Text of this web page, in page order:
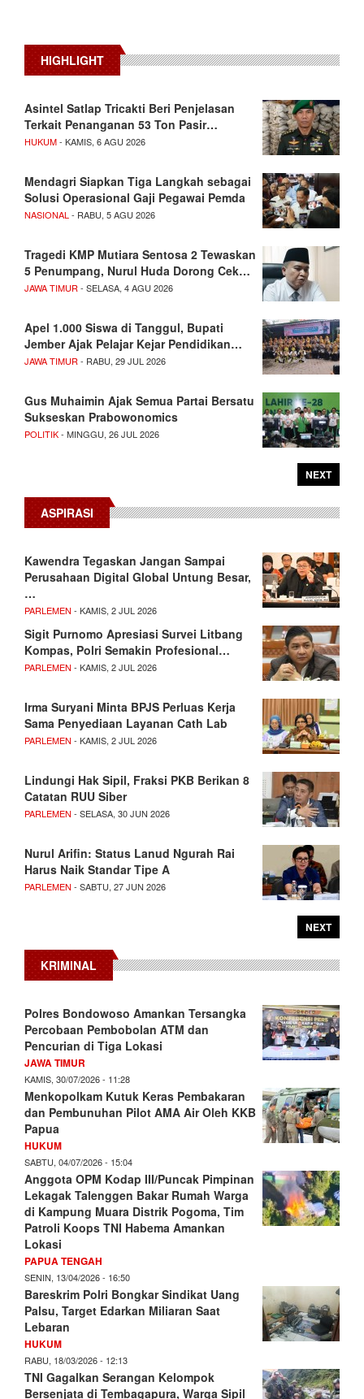
HIGHLIGHT
Asintel Satlap Tricakti Beri Penjelasan
Terkait Penanganan 53 Ton Pasir…
HUKUM- KAMIS, 6 AGU 2026
Mendagri Siapkan Tiga Langkah sebagai
Solusi Operasional Gaji Pegawai Pemda
NASIONAL - RABU, 5 AGU 2026
Tragedi KMP Mutiara Sentosa 2 Tewaskan
5 Penumpang, Nurul Huda Dorong Cek…
JAWA TIMUR - SELASA, 4 AGU 2026
Apel 1.000 Siswa di Tanggul, Bupati
Jember Ajak Pelajar Kejar Pendidikan…
JAWA TIMUR - RABU, 29 JUL 2026
Gus Muhaimin Ajak Semua Partai Bersatu
Sukseskan Prabowonomics
POLITIK- MINGGU, 26 JUL 2026
NEXT
ASPIRASI
Kawendra Tegaskan Jangan Sampai
Perusahaan Digital Global Untung Besar,
…
PARLEMEN - KAMIS, 2 JUL 2026
Sigit Purnomo Apresiasi Survei Litbang
Kompas, Polri Semakin Profesional…
PARLEMEN - KAMIS, 2 JUL 2026
Irma Suryani Minta BPJS Perluas Kerja
Sama Penyediaan Layanan Cath Lab
PARLEMEN - KAMIS, 2 JUL 2026
Lindungi Hak Sipil, Fraksi PKB Berikan 8
Catatan RUU Siber
PARLEMEN - SELASA, 30 JUN 2026
Nurul Arifin: Status Lanud Ngurah Rai
Harus Naik Standar Tipe A
PARLEMEN - SABTU, 27 JUN 2026
NEXT
KRIMINAL
Polres Bondowoso Amankan Tersangka
Percobaan Pembobolan ATM dan
Pencurian di Tiga Lokasi
JAWA TIMUR
KAMIS, 30/07/2026 - 11:28
Menkopolkam Kutuk Keras Pembakaran
dan Pembunuhan Pilot AMA Air Oleh KKB
Papua
HUKUM
SABTU, 04/07/2026 - 15:04
Anggota OPM Kodap III/Puncak Pimpinan
Lekagak Talenggen Bakar Rumah Warga
di Kampung Muara Distrik Pogoma, Tim
Patroli Koops TNI Habema Amankan
Lokasi
PAPUA TENGAH
SENIN, 13/04/2026 - 16:50
Bareskrim Polri Bongkar Sindikat Uang
Palsu, Target Edarkan Miliaran Saat
Lebaran
HUKUM
RABU, 18/03/2026 - 12:13
TNI Gagalkan Serangan Kelompok
Bersenjata di Tembagapura, Warga Sipil